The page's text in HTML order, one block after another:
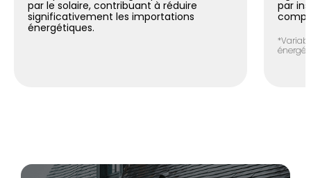
par le solaire, contribuant à réduire
significativement les importations
énergétiques.
par